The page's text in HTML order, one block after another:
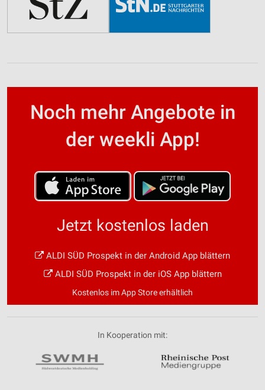
Noch mehr Angebote in
der weekli App!
Jetzt kostenlos laden
ALDI SÜD Prospekt in der Android App blättern
ALDI SÜD Prospekt in der iOS App blättern
Kostenlos im App Store erhältlich
In Kooperation mit: